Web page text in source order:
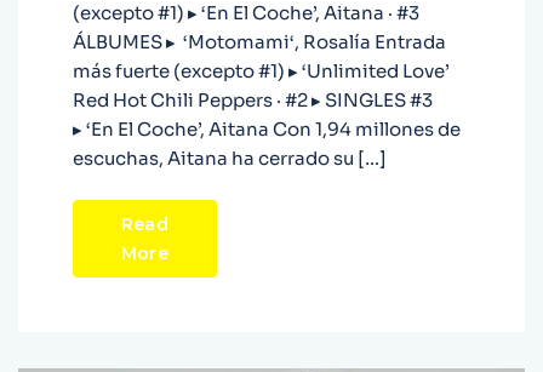
(excepto #1) ▸ ‘En El Coche’, Aitana · #3
ÁLBUMES ▸ ‘Motomami‘, Rosalía Entrada
más fuerte (excepto #1) ▸ ‘Unlimited Love’
Red Hot Chili Peppers · #2 ▸ SINGLES #3
▸ ‘En El Coche’, Aitana Con 1,94 millones de
escuchas, Aitana ha cerrado su […]
Read
More